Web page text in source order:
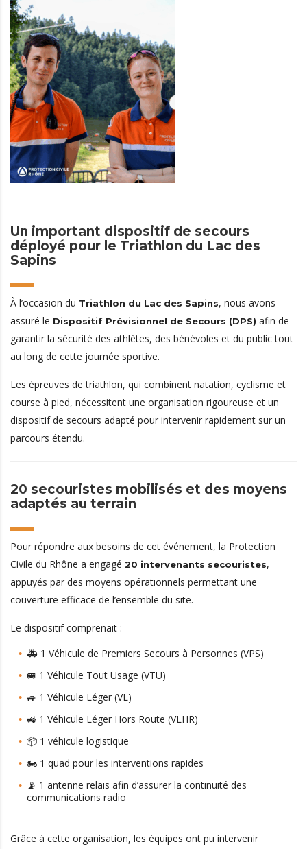
Un important dispositif de secours
déployé pour le Triathlon du Lac des
Sapins
À l’occasion du Triathlon du Lac des Sapins, nous avons
assuré le Dispositif Prévisionnel de Secours (DPS) afin de
garantir la sécurité des athlètes, des bénévoles et du public tout
au long de cette journée sportive.
Les épreuves de triathlon, qui combinent natation, cyclisme et
course à pied, nécessitent une organisation rigoureuse et un
dispositif de secours adapté pour intervenir rapidement sur un
parcours étendu.
20 secouristes mobilisés et des moyens
adaptés au terrain
Pour répondre aux besoins de cet événement, la Protection
Civile du Rhône a engagé 20 intervenants secouristes,
appuyés par des moyens opérationnels permettant une
couverture efficace de l’ensemble du site.
Le dispositif comprenait :
🚑 1 Véhicule de Premiers Secours à Personnes (VPS)
🚐 1 Véhicule Tout Usage (VTU)
🚙 1 Véhicule Léger (VL)
🚜 1 Véhicule Léger Hors Route (VLHR)
📦 1 véhicule logistique
🏍️ 1 quad pour les interventions rapides
📡 1 antenne relais afin d’assurer la continuité des
communications radio
Grâce à cette organisation, les équipes ont pu intervenir